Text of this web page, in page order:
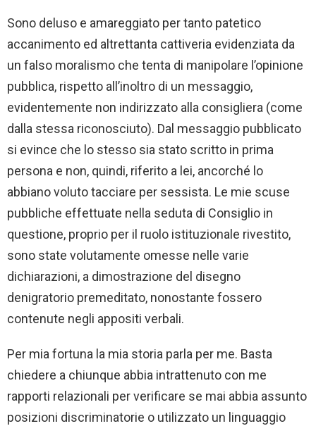
Sono deluso e amareggiato per tanto patetico
accanimento ed altrettanta cattiveria evidenziata da
un falso moralismo che tenta di manipolare l’opinione
pubblica, rispetto all’inoltro di un messaggio,
evidentemente non indirizzato alla consigliera (come
dalla stessa riconosciuto). Dal messaggio pubblicato
si evince che lo stesso sia stato scritto in prima
persona e non, quindi, riferito a lei, ancorché lo
abbiano voluto tacciare per sessista. Le mie scuse
pubbliche effettuate nella seduta di Consiglio in
questione, proprio per il ruolo istituzionale rivestito,
sono state volutamente omesse nelle varie
dichiarazioni, a dimostrazione del disegno
denigratorio premeditato, nonostante fossero
contenute negli appositi verbali.
Per mia fortuna la mia storia parla per me. Basta
chiedere a chiunque abbia intrattenuto con me
rapporti relazionali per verificare se mai abbia assunto
posizioni discriminatorie o utilizzato un linguaggio